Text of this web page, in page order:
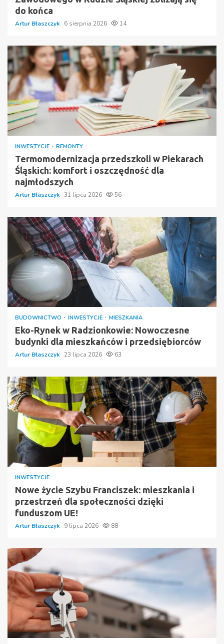
do końca
Artur Błaszczyk 6 sierpnia 2026 14
INWESTYCJE REMONTY
Termomodernizacja przedszkoli w Piekarach
Śląskich: komfort i oszczędność dla
najmłodszych
Artur Błaszczyk 31 lipca 2026 56
BUDOWNICTWO INWESTYCJE MIESZKANIA
Eko-Rynek w Radzionkowie: Nowoczesne
budynki dla mieszkańców i przedsiębiorców
Artur Błaszczyk 23 lipca 2026 63
INWESTYCJE
Nowe życie Szybu Franciszek: mieszkania i
przestrzeń dla społeczności dzięki
funduszom UE!
Artur Błaszczyk 9 lipca 2026 88